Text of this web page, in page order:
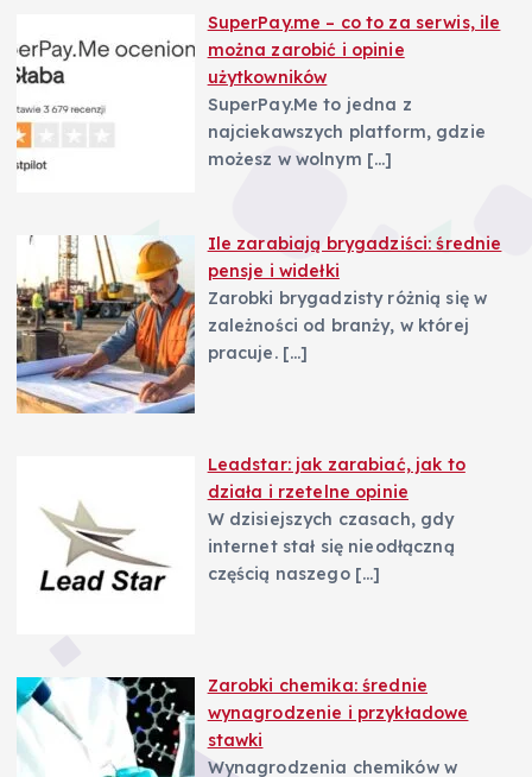
SuperPay.me – co to za serwis, ile
można zarobić i opinie
użytkowników
SuperPay.Me to jedna z
najciekawszych platform, gdzie
możesz w wolnym […]
Ile zarabiają brygadziści: średnie
pensje i widełki
Zarobki brygadzisty różnią się w
zależności od branży, w której
pracuje. […]
Leadstar: jak zarabiać, jak to
działa i rzetelne opinie
W dzisiejszych czasach, gdy
internet stał się nieodłączną
częścią naszego […]
Zarobki chemika: średnie
wynagrodzenie i przykładowe
stawki
Wynagrodzenia chemików w